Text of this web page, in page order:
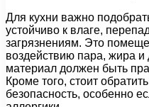
Для кухни важно
устойчиво к влаге,
загрязнениям. Это
воздействию пара, жира и
материал должен быть
Кроме того, стоит
безопасность, особенно